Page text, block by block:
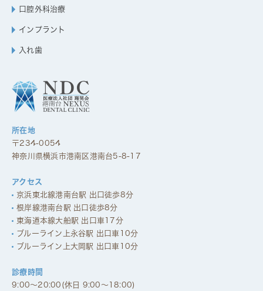
口腔外科治療
インプラント
入れ歯
所在地
〒234-0054
神奈川県横浜市港南区港南台5-8-17
アクセス
京浜東北線港南台駅 出口徒歩8分
根岸線港南台駅 出口徒歩8分
東海道本線大船駅 出口車17分
ブルーライン上永谷駅 出口車10分
ブルーライン上大岡駅 出口車10分
診療時間
9:00～20:00(休日 9:00～18:00)